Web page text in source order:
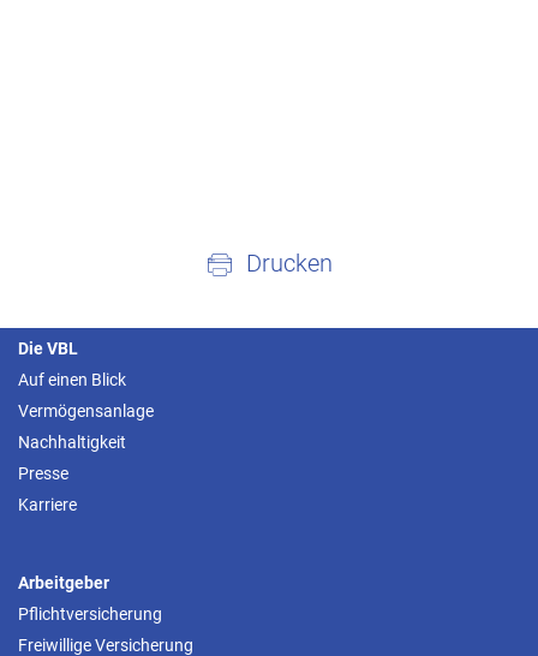
Drucken
Die VBL
Auf einen Blick
Vermögensanlage
Nachhaltigkeit
Presse
Karriere
Arbeitgeber
Pflichtversicherung
Freiwillige Versicherung